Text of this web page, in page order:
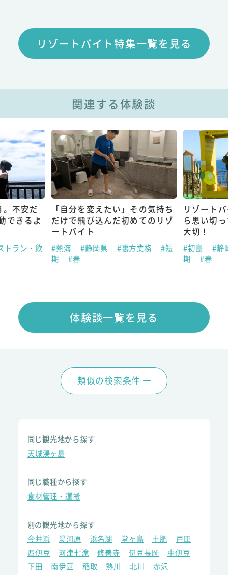
リゾートバイト特集一覧を見る
関連する体験談
不安だ
できるよ
トラン・飲
「自分を変えたい」その気持ち
だけで飛び込んだ初めてのリゾ
ートバイト
#熱海 #静岡県 #裏方業務
#短
期
#春
リゾート
ら思い切
大切！
#初島
#静
期
#春
体験談一覧を見る
類似の検索条件
同じ観光地から探す
天城湯ヶ島
同じ職種から探す
食材管理・運搬
別の観光地から探す
今井浜
湯河原 浜名湖 堂ヶ島 土肥
戸田
西伊豆
河津七滝 修善寺 伊豆長岡
中伊豆
下田
南伊豆 稲取 熱川 北川
赤沢